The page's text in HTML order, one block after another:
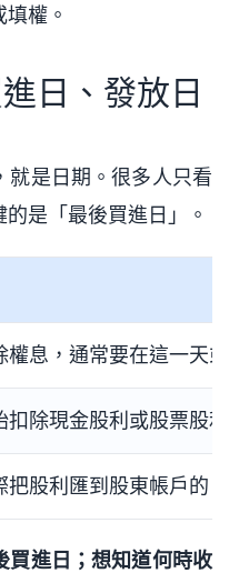
權。
日、發放日
就是日期。很多人只看
是「最後買進日」。
權息，通常要在這一天
扣除現金股利或股票股
把股利匯到股東帳戶的
買進日；想知道何時收